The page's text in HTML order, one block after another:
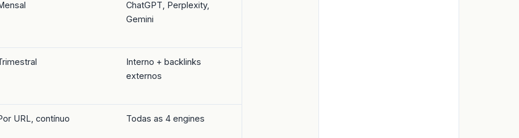
ChatGPT, Perplexity,
Gemini
Interno + backlinks
externos
URL, contínuo Todas as 4 engines